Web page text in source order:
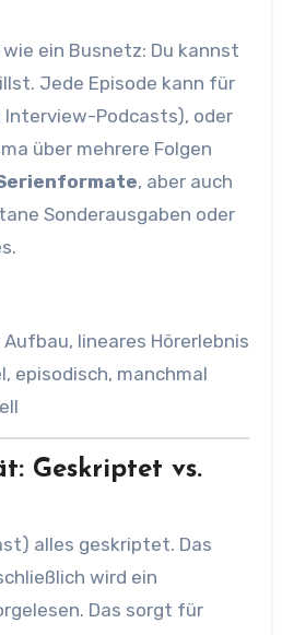
ein Busnetz: Du kannst
Jede Episode kann für
Interview-Podcasts), oder
über mehrere Folgen
, aber auch
Sonderausgaben oder
lineares Hörerlebnis
episodisch, manchmal
Geskriptet vs.
alles geskriptet. Das
wird ein
Das sorgt für